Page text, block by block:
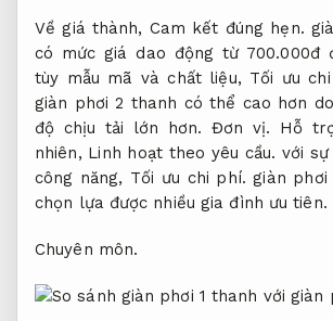
Về giá thành, Cam kết đúng hẹn.
có mức giá dao động từ 700.000đ
tùy mẫu mã và chất liệu, Tối ưu
giàn phơi 2 thanh có thể cao hơn
độ chịu tải lớn hơn. Đơn vị. Hỗ
nhiên, Linh hoạt theo yêu cầu. với
công năng, Tối ưu chi phí. giàn phơi
chọn lựa được nhiều gia đình ưu tiên.
Chuyên môn.